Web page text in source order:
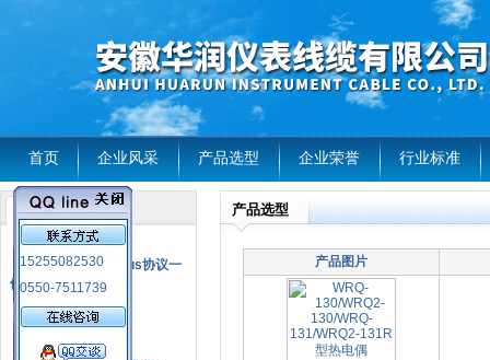
首页 企业风采 产品选型 企业荣誉 行业标准
15255082530
0550-7511739
产品列表
风电温度传感器
RS485通讯modbus协议一
体化现场智能仪表
热电偶
产品选型
产品图片